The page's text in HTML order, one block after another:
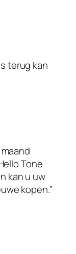
terug kan
Tone
kan u uw
kopen.”